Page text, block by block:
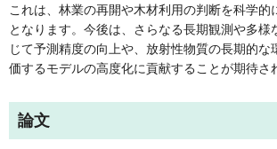
これは、林業の再開や木材利用の判断を科学的
となります。今後は、さらなる長期観測や多様
じて予測精度の向上や、放射性物質の長期的な
価するモデルの高度化に貢献することが期待さ
論文